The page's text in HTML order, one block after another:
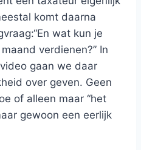
komt daarna
wat kun je
verdienen?” In
gaan we daar
over geven. Geen
of alleen maar “het
gewoon een eerlijk